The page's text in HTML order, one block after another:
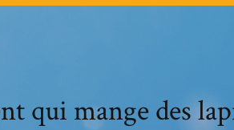
qui mange des